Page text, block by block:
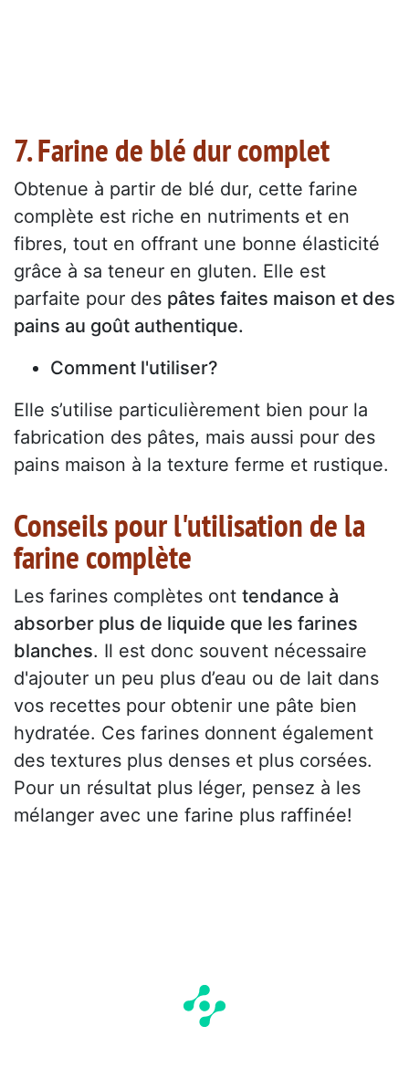
7. Farine de blé dur complet
Obtenue à partir de blé dur, cette farine
complète est riche en nutriments et en
fibres, tout en offrant une bonne élasticité
grâce à sa teneur en gluten. Elle est
parfaite pour des pâtes faites maison et des
pains au goût authentique.
Comment l'utiliser?
Elle s’utilise particulièrement bien pour la
fabrication des pâtes, mais aussi pour des
pains maison à la texture ferme et rustique.
Conseils pour l'utilisation de la
farine complète
Les farines complètes ont tendance à
absorber plus de liquide que les farines
blanches. Il est donc souvent nécessaire
d'ajouter un peu plus d’eau ou de lait dans
vos recettes pour obtenir une pâte bien
hydratée. Ces farines donnent également
des textures plus denses et plus corsées.
Pour un résultat plus léger, pensez à les
mélanger avec une farine plus raffinée!